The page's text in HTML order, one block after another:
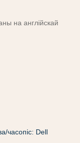
на англійскай
часопіс: Dell